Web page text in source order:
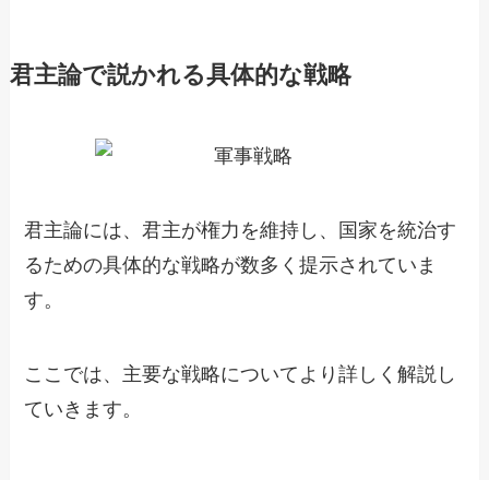
君主論で説かれる具体的な戦略
君主論には、君主が権力を維持し、国家を統治す
るための具体的な戦略が数多く提示されていま
す。
ここでは、主要な戦略についてより詳しく解説し
ていきます。